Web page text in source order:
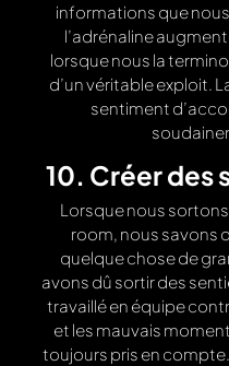
informations que
l’adrénaline
lorsque nous la
d’un véritable exploit.
sentiment
10. Créer des
Lorsque nous
room, nous savons
quelque chose de
avons dû sortir des
travaillé en équipe
et les mauvais
toujours pris en